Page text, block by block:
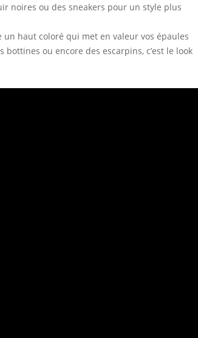
noires ou des sneakers pour un style plus
haut coloré qui met en valeur vos épaules
ou encore des escarpins, c’est le look